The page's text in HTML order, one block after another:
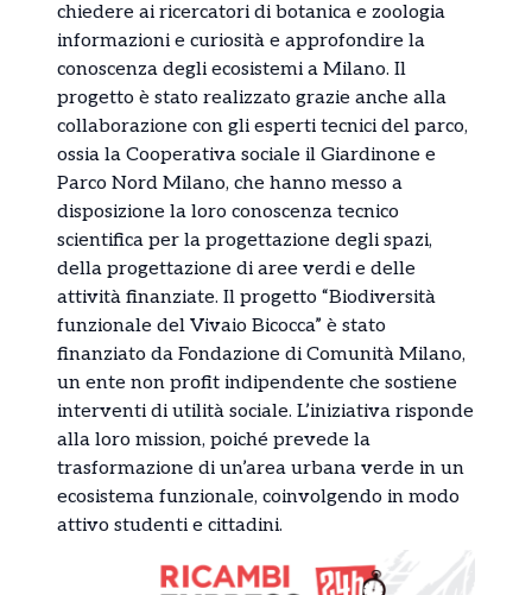
chiedere ai ricercatori di botanica e zoologia
informazioni e curiosità e approfondire la
conoscenza degli ecosistemi a Milano. Il
progetto è stato realizzato grazie anche alla
collaborazione con gli esperti tecnici del parco,
ossia la Cooperativa sociale il Giardinone e
Parco Nord Milano, che hanno messo a
disposizione la loro conoscenza tecnico
scientifica per la progettazione degli spazi,
della progettazione di aree verdi e delle
attività finanziate. Il progetto “Biodiversità
funzionale del Vivaio Bicocca” è stato
finanziato da Fondazione di Comunità Milano,
un ente non profit indipendente che sostiene
interventi di utilità sociale. L’iniziativa risponde
alla loro mission, poiché prevede la
trasformazione di un’area urbana verde in un
ecosistema funzionale, coinvolgendo in modo
attivo studenti e cittadini.